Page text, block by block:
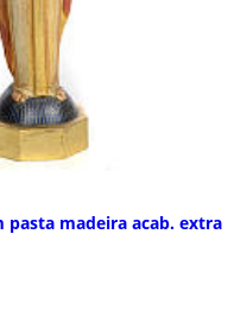
pasta madeira acab. extra